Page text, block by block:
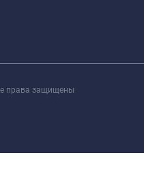
права защищены